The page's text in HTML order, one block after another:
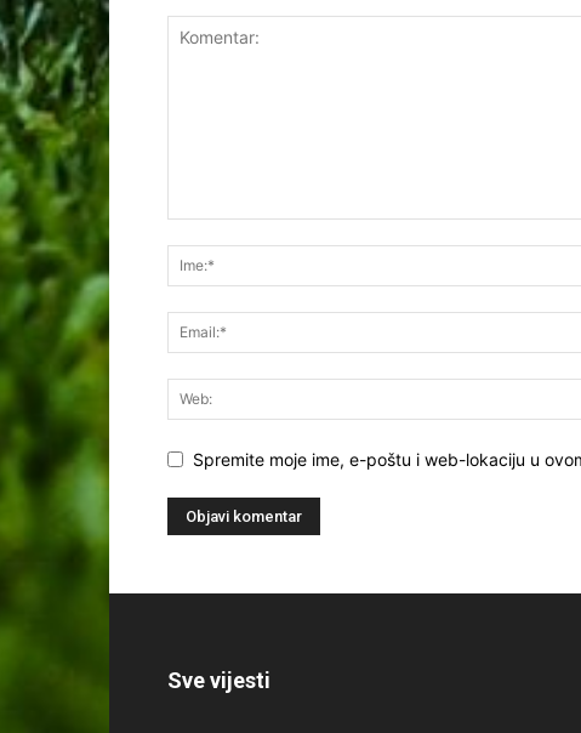
Spremite moje ime, e-poštu i web-lokaciju u
Sve vijesti